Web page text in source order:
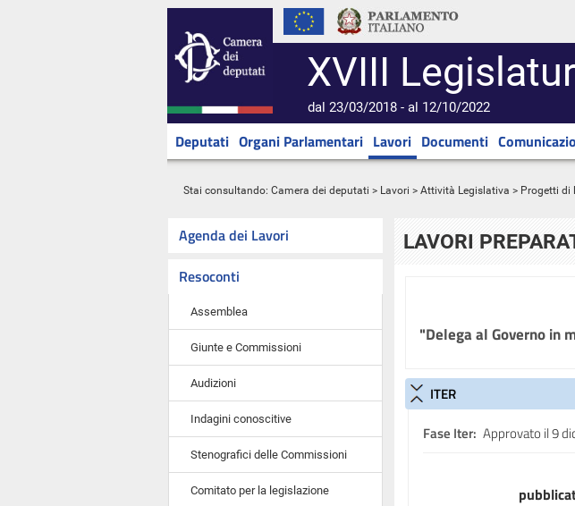
XVIII
dal 23/03/2018 - al 12/10/2022
Deputati Organi Parlamentari Lavori Documenti
Stai consultando: Camera dei deputati > Lavori > Attività Legislativa > Progetti di
Agenda dei Lavori
Resoconti
Assemblea
Giunte e Commissioni
Audizioni
Indagini conoscitive
Stenografici delle Commissioni
Comitato per la legislazione
LAVORI
"Delega al Governo in
ITER
Fase Iter: Approvato il 9